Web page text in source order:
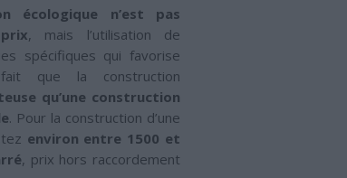
écologique n’est pas
, mais l’utilisation de
spécifiques qui favorise
fait que la construction
qu’une construction
. Pour la construction d’une
environ entre 1500 et
, prix hors raccordement